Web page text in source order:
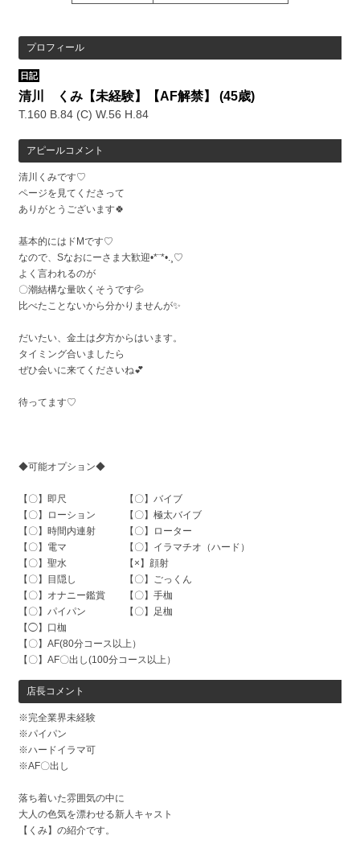
プロフィール
日記
清川 くみ【未経験】【AF解禁】(45歳)
T.160 B.84 (C) W.56 H.84
アピールコメント
清川くみです♡
ページを見てくださって
ありがとうございます🍀
基本的にはドMです♡
なので、Sなおにーさま大歓迎•*¨*•.¸♡
よく言われるのが
〇潮結構な量吹くそうです💦
比べたことないから分かりませんが✨
だいたい、金土は夕方からはいます。
タイミング合いましたら
ぜひ会いに来てくださいね💕︎
待ってます♡
◆可能オプション◆
【〇】即尺 【〇】バイブ
【〇】ローション 【〇】極太バイブ
【〇】時間内連射 【〇】ローター
【〇】電マ 【〇】イラマチオ（ハード）
【〇】聖水 【×】顔射
【〇】目隠し 【〇】ごっくん
【〇】オナニー鑑賞 【〇】手枷
【〇】パイパン 【〇】足枷
【◯】口枷
【〇】AF(80分コース以上）
【〇】AF〇出し(100分コース以上）
店長コメント
※完全業界未経験
※パイパン
※ハードイラマ可
※AF〇出し
落ち着いた雰囲気の中に
大人の色気を漂わせる新人キャスト
【くみ】の紹介です。